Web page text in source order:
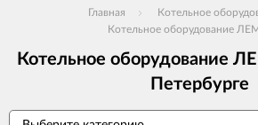
Главная
Котельное
Котельное оборудование
Котельное оборудование
Петербурге